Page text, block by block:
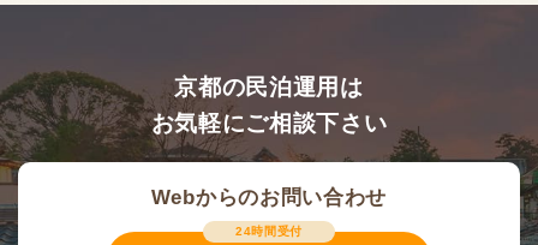
京都の民泊運用は
お気軽にご相談下さい
Webからのお問い合わせ
24時間受付